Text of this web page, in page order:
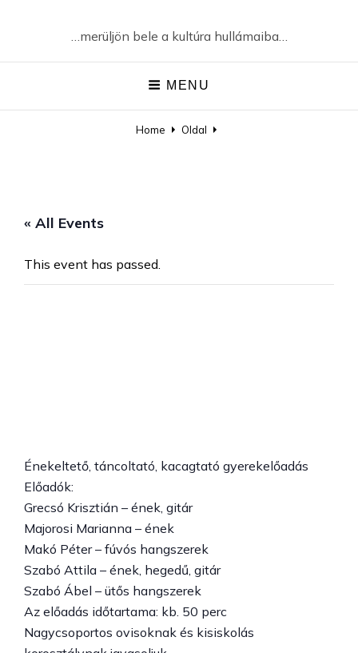
…merüljön bele a kultúra hullámaiba…
MENU
Home Oldal
« All Events
This event has passed.
Énekeltető, táncoltató, kacagtató gyerekelőadás
Előadók:
Grecsó Krisztián – ének, gitár
Majorosi Marianna – ének
Makó Péter – fúvós hangszerek
Szabó Attila – ének, hegedű, gitár
Szabó Ábel – ütős hangszerek
Az előadás időtartama: kb. 50 perc
Nagycsoportos ovisoknak és kisiskolás